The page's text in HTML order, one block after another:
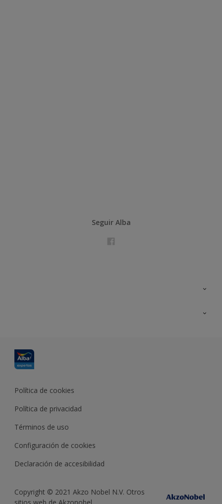
Seguir Alba
Política de cookies
Política de privacidad
Términos de uso
Configuración de cookies
Declaración de accesibilidad
Copyright © 2021 Akzo Nobel N.V. Otros
sitios web de Akzonobel